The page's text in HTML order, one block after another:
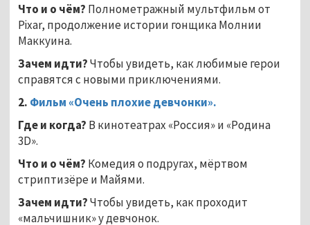
Что и о чём? Полнометражный мультфильм от
Pixar, продолжение истории гонщика Молнии
Маккуина.
Зачем идти?Чтобы увидеть, как любимые герои
справятся с новыми приключениями.
2. Фильм «Очень плохие девчонки».
Где и когда? В кинотеатрах «Россия» и «Родина
3D».
Что и о чём? Комедия о подругах, мёртвом
стриптизёре и Майями.
Зачем идти?Чтобы увидеть, как проходит
«мальчишник» у девчонок.